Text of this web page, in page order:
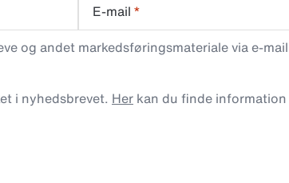
E-mail *
og andet markedsføringsmateriale via e-
i nyhedsbrevet. Her kan du finde